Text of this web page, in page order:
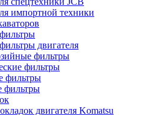
импортной техники
двигателя
фильтры
фильтры
фильтры
фильтры
двигателя Komatsu